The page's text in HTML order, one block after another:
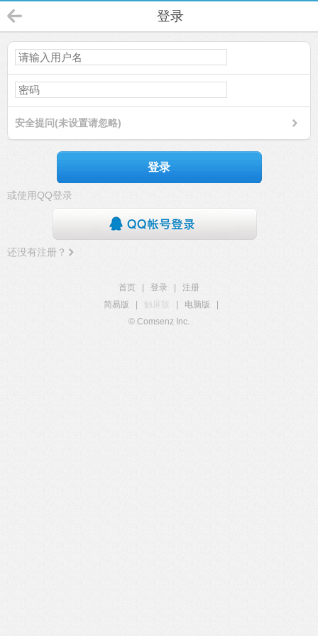
登录
安全提问(未设置请忽略)
登录
或使用QQ登录
还没有注册？
首页 登录
注册
简易版
触屏版 电脑版
© Comsenz Inc.